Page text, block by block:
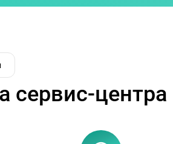
сервис-центра